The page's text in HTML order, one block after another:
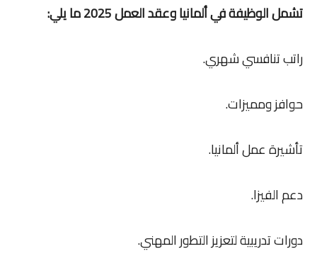
تشمل الوظيفة في ألمانيا وعقد العمل 2025 ما يلي:
راتب تنافسي شهري.
حوافز ومميزات.
تأشيرة عمل ألمانيا.
دعم الفيزا.
دورات تدريبية لتعزيز التطور المهني.